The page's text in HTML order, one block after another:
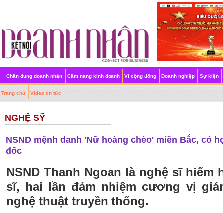
Chân dung doanh nhân Cẩm nang kinh doanh Vì cộng đồng Doanh nghiệp Sự kiện
Trang chủ Video tin tức
NGHỆ SỸ
NSND mệnh danh 'Nữ hoàng chèo' miền Bắc, có
đốc
NSND Thanh Ngoan là nghệ sĩ
sĩ, hai lần đảm nhiệm cương vị
nghệ thuật truyền thống.